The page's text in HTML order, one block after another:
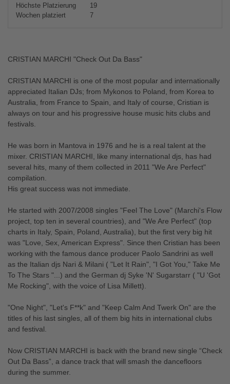
Höchste Platzierung
19
Wochen platziert
7
CRISTIAN MARCHI "Check Out Da Bass"
CRISTIAN MARCHI is one of the most popular and internationally
appreciated Italian DJs; from Mykonos to Poland, from Korea to
Australia, from France to Spain, and Italy of course, Cristian is
always on tour and his progressive house music hits clubs and
festivals.
He was born in Mantova in 1976 and he is a real talent at the
mixer. CRISTIAN MARCHI, like many international djs, has had
several hits, many of them collected in 2011 "We Are Perfect"
compilation.
His great success was not immediate.
He started with 2007/2008 singles "Feel The Love" (Marchi's Flow
project, top ten in several countries), and "We Are Perfect" (top
charts in Italy, Spain, Poland, Australia), but the first very big hit
was "Love, Sex, American Express". Since then Cristian has been
working with the famous dance producer Paolo Sandrini as well
as the Italian djs Nari & Milani ( "Let It Rain", "I Got You," Take Me
To The Stars "...) and the German dj Syke 'N' Sugarstarr ( "U 'Got
Me Rocking", with the voice of Lisa Millett).
"One Night", "Let's F**k" and "Keep Calm And Twerk On" are the
titles of his last singles, all of them big hits in international clubs
and festival.
Now CRISTIAN MARCHI is back with the brand new single “Check
Out Da Bass”, a dance track that will smash the dancefloors
during the summer.